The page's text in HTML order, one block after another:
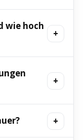
wie hoch
90.000 €).
Haushalt bis
PHEV/REEV
km ausstoßen